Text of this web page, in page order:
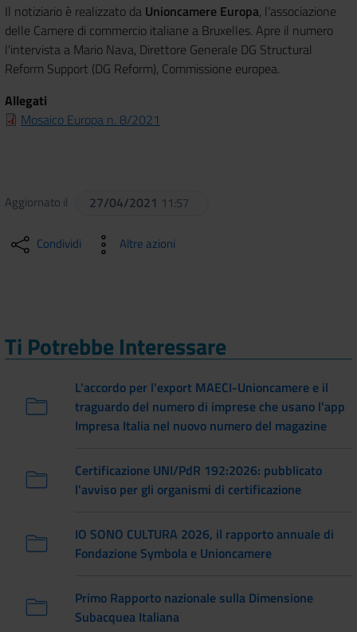
Il notiziario è realizzato da Unioncamere Europa, l’associazione
delle Camere di commercio italiane a Bruxelles. Apre il numero
l'intervista a Mario Nava, Direttore Generale DG Structural
Reform Support (DG Reform), Commissione europea.
Allegati
Mosaico Europa n. 8/2021
Aggiornato il 27/04/2021 11:57
Condividi Altre azioni
Ti Potrebbe Interessare
L'accordo per l'export MAECI-Unioncamere e il
traguardo del numero di imprese che usano l'app
Impresa Italia nel nuovo numero del magazine
Certificazione UNI/PdR 192:2026: pubblicato
l'avviso per gli organismi di certificazione
IO SONO CULTURA 2026, il rapporto annuale di
Fondazione Symbola e Unioncamere
Primo Rapporto nazionale sulla Dimensione
Subacquea Italiana